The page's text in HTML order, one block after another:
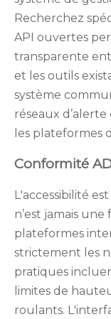
Recherchez
API ouvertes
transparente
et les outils
système
réseaux
les plateformes
Conformité
L'accessibilité
n’est jamais
plateformes
strictement les
pratiques
limites de
roulants.